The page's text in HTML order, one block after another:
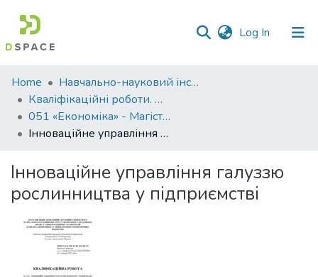
Log In (current)
Communities
&
Collections
All of DSpace
Statistics
Home
Навчально-науковий інститут економіки, управління, права та інформаційних технологій
Кваліфікаційні роботи. ННІ економіки, управління, права та ІТ
051 «Економіка» - Магістри 2023-2024
Інноваційне управління галуззю рослинництва у підприємстві
Інноваційне управління галуззю
рослинництва у підприємстві